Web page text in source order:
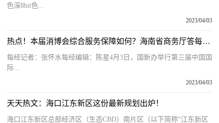
色深8bit色...
2023/04/03
热点！本届消博会综合服务保障如何？海南省商务厅答每经问：实行简化审批、“7×24”小时全天候预约等一系列便捷措施
每经记者：张怀水每经编辑：陈星4月3日，国新办举行第三届中国国
际...
2023/04/03
天天热文：海口江东新区这份最新规划出炉！
海口江东新区总部经济区（生态CBD）南片区（以下简称“江东新区